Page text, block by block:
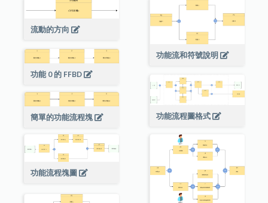
流動的方向
功能流和符號說明
功能 0 的 FFBD
功能流程圖格式
簡單的功能流程塊
功能流程塊圖